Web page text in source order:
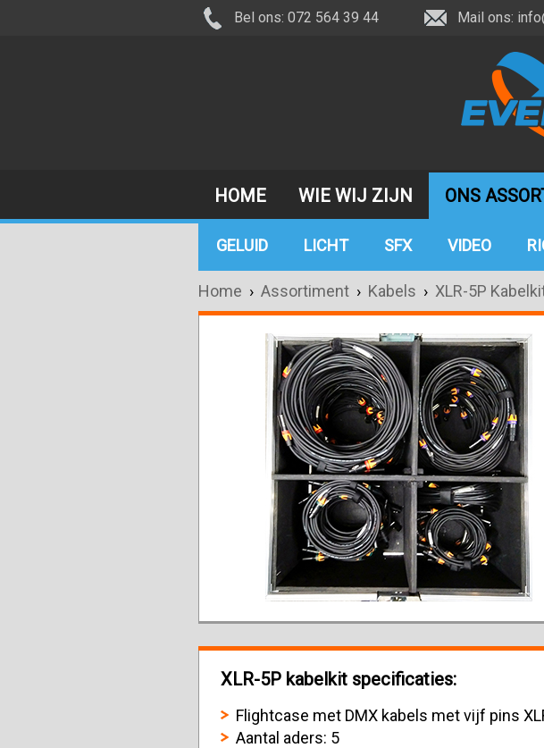
Bel ons: 072 564 39 44 Mail ons:
HOME WIE WIJ ZIJN ONS
GELUID LICHT SFX VIDEO
Home › Assortiment › Kabels › XLR-5P
XLR-5P kabelkit specificaties:
Flightcase met DMX kabels met vijf pins
Aantal aders: 5